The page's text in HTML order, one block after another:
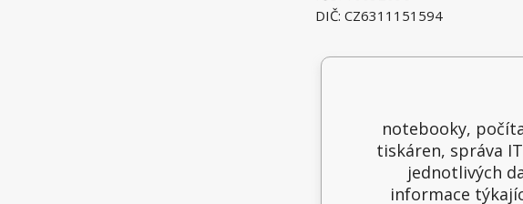
DIČ: CZ6311151594
notebooky,
tiskáren, správa
jednotlivých
informace